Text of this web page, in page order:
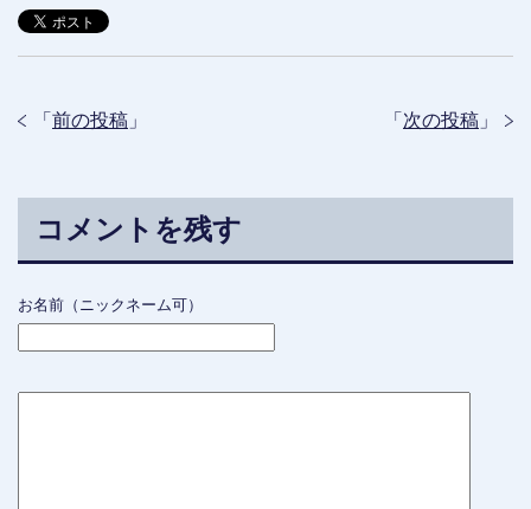
「 次の投稿 」
「 前の投稿 」
コメントを残す
お名前（ニックネーム可）